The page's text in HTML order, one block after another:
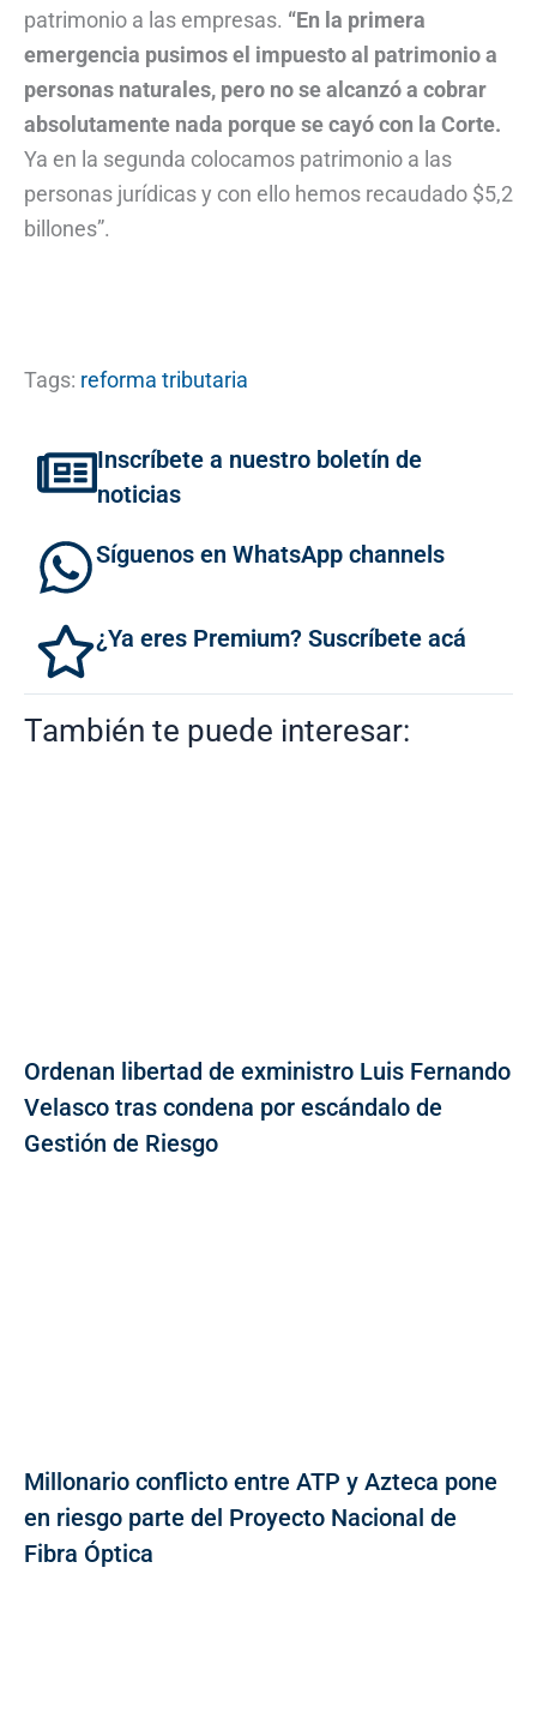
patrimonio a las empresas. “En la primera
emergencia pusimos el impuesto al patrimonio a
personas naturales, pero no se alcanzó a cobrar
absolutamente nada porque se cayó con la Corte.
Ya en la segunda colocamos patrimonio a las
personas jurídicas y con ello hemos recaudado $5,2
billones”.
Tags: reforma tributaria
Inscríbete a nuestro boletín de
noticias
Síguenos en WhatsApp channels
¿Ya eres Premium? Suscríbete acá
También te puede interesar:
Ordenan libertad de exministro Luis Fernando
Velasco tras condena por escándalo de
Gestión de Riesgo
Millonario conflicto entre ATP y Azteca pone
en riesgo parte del Proyecto Nacional de
Fibra Óptica